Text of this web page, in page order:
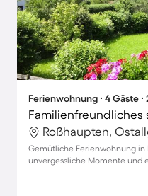
Ferienwohnung ∙ 4 Gäste
Roßhaupten,
Gemütliche Ferienwohnung in
unvergessliche Momente und